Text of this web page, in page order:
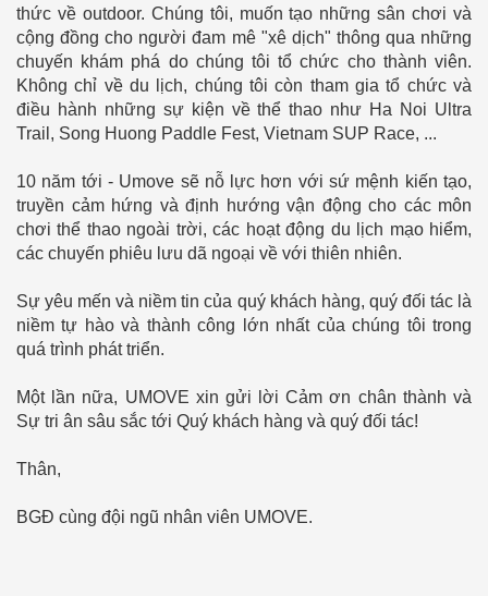
thức về outdoor. Chúng tôi, muốn tạo những sân chơi và
cộng đồng cho người đam mê "xê dịch" thông qua những
chuyến khám phá do chúng tôi tổ chức cho thành viên.
Không chỉ về du lịch, chúng tôi còn tham gia tổ chức và
điều hành những sự kiện về thể thao như Ha Noi Ultra
Trail, Song Huong Paddle Fest, Vietnam SUP Race, ...
10 năm tới - Umove sẽ nỗ lực hơn với sứ mệnh kiến tạo,
truyền cảm hứng và định hướng vận động cho các môn
chơi thể thao ngoài trời, các hoạt động du lịch mạo hiểm,
các chuyến phiêu lưu dã ngoại về với thiên nhiên.
Sự yêu mến và niềm tin của quý khách hàng, quý đối tác là
niềm tự hào và thành công lớn nhất của chúng tôi trong
quá trình phát triển.
Một lần nữa, UMOVE xin gửi lời Cảm ơn chân thành và
Sự tri ân sâu sắc tới Quý khách hàng và quý đối tác!
Thân,
BGĐ cùng đội ngũ nhân viên UMOVE.